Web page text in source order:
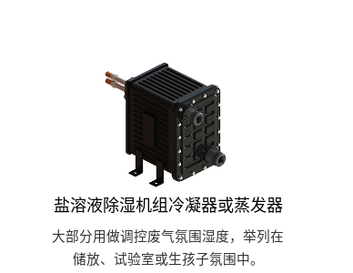
盐溶液除湿机组冷凝器或蒸发器
大部分用做调控废气氛围湿度，举列在
储放、试验室或生孩子氛围中。